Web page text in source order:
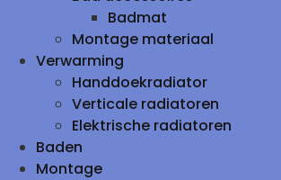
Badmat
Montage materiaal
Verwarming
Handdoekradiator
Verticale radiatoren
Elektrische radiatoren
Baden
Montage